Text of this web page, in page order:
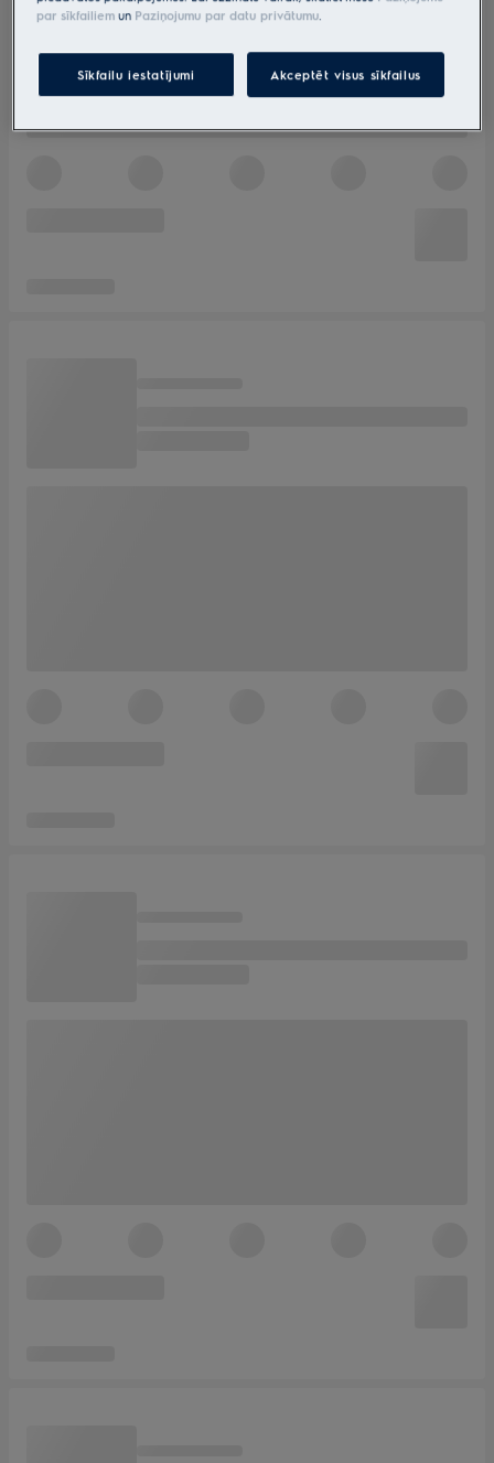
par sīkfailiem un Paziņojumu par datu privātumu.
Sīkfailu iestatījumi Akceptēt visus sīkfailus